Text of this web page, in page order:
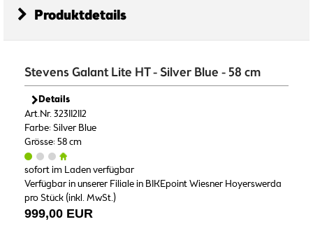
Produktdetails
Stevens Galant Lite HT - Silver Blue - 58 cm
Details
Art.Nr. 323112112
Farbe: Silver Blue
Grösse: 58 cm
sofort im Laden verfügbar
Verfügbar in unserer Filiale in BIKEpoint Wiesner Hoyerswerda
pro Stück (inkl. MwSt.)
999,00 EUR